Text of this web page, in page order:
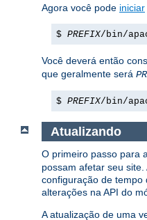
Agora você pode iniciar
$ PREFIX/bin/
Você deverá então
que geralmente será
$ PREFIX/bin/
Atualizando
O primeiro passo para
possam afetar seu
configuração de tempo
alterações na API do
A atualização de uma